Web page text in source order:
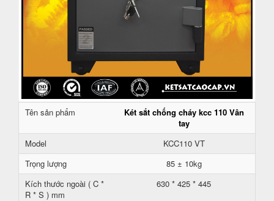
Tên sản phẩm
Két sắt chống cháy kcc 110 Vân
tay
Model
KCC110 VT
Trọng lượng
85 ± 10kg
Kích thước ngoài ( C *
R * S ) mm
630 * 425 * 445